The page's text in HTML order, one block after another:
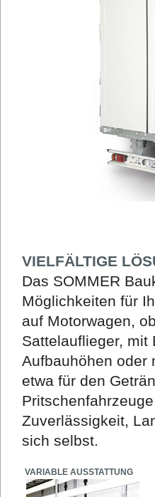
VIELFÄLTIGE
Das SOMMER
Möglichkeiten für
auf Motorwagen,
Sattelauflieger, mit
Aufbauhöhen oder
etwa für den
Zuverlässigkeit,
sich selbst.
VARIABLE AUSSTATTUNG